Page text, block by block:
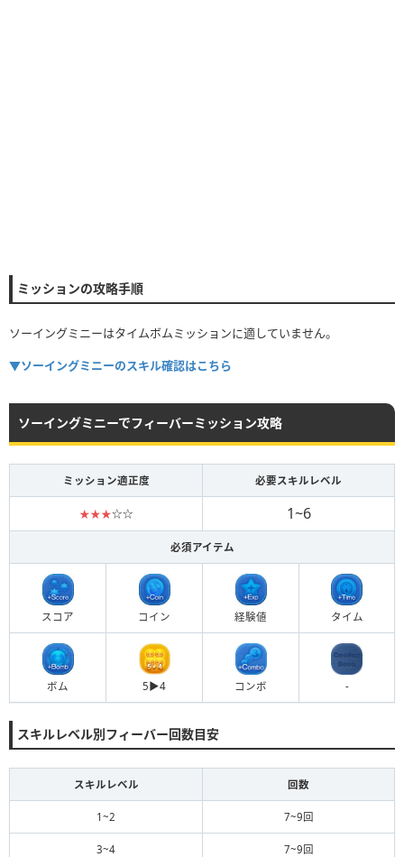
ミッションの攻略手順
ソーイングミニーはタイムボムミッションに適していません。
▼ソーイングミニーのスキル確認はこちら
ソーイングミニーでフィーバーミッション攻略
ミッション適正度 必要スキルレベル
★★★☆☆ 1~6
必須アイテム
スコア コイン 経験値 タイム
ボム 5▶︎4 コンボ -
スキルレベル別フィーバー回数目安
スキルレベル 回数
1~2 7~9回
3~4 7~9回